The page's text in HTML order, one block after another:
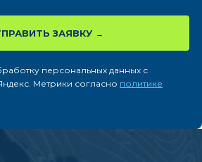
ЗАЯВКУ
персональных данных с
Метрики согласно политике